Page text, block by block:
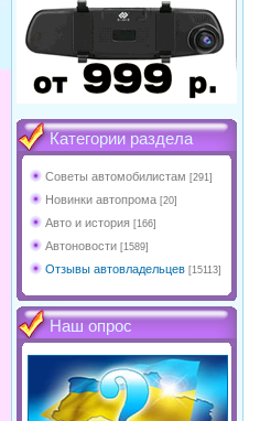
Категории раздела
Советы автомобилистам [291]
Новинки автопрома [20]
Авто и история [166]
Автоновости [1589]
Отзывы автовладельцев [15113]
Наш опрос